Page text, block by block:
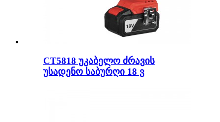
CT5818 უკაბელო ძრავის
უსადენო საბურღი 18 ვ